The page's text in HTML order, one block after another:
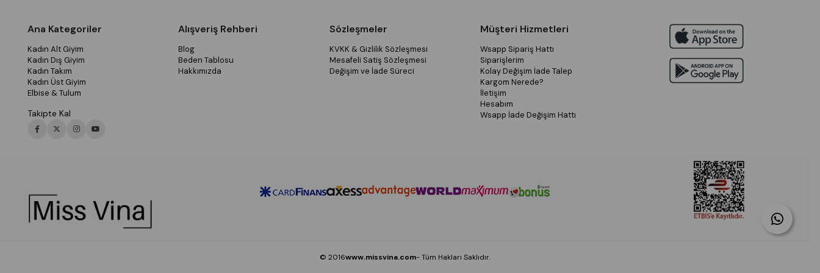
Ana Kategoriler
Kadın Alt Giyim
Kadın Dış Giyim
Kadın Takım
Kadın Üst Giyim
Elbise & Tulum
Takipte Kal
Alışveriş Rehberi
Blog
Beden Tablosu
Hakkımızda
Sözleşmeler
KVKK & Gizlilik Sözleşmesi
Mesafeli Satiş Sözleşmesi
Değişim ve İade Süreci
Müşteri Hizmetleri
Wsapp Sipariş Hattı
Siparişlerim
Kolay Değişim İade Talep
Kargom Nerede?
İletişim
Hesabım
Wsapp İade Değişim Hattı
© 2016www.missvina.com- Tüm Hakları Saklıdır.